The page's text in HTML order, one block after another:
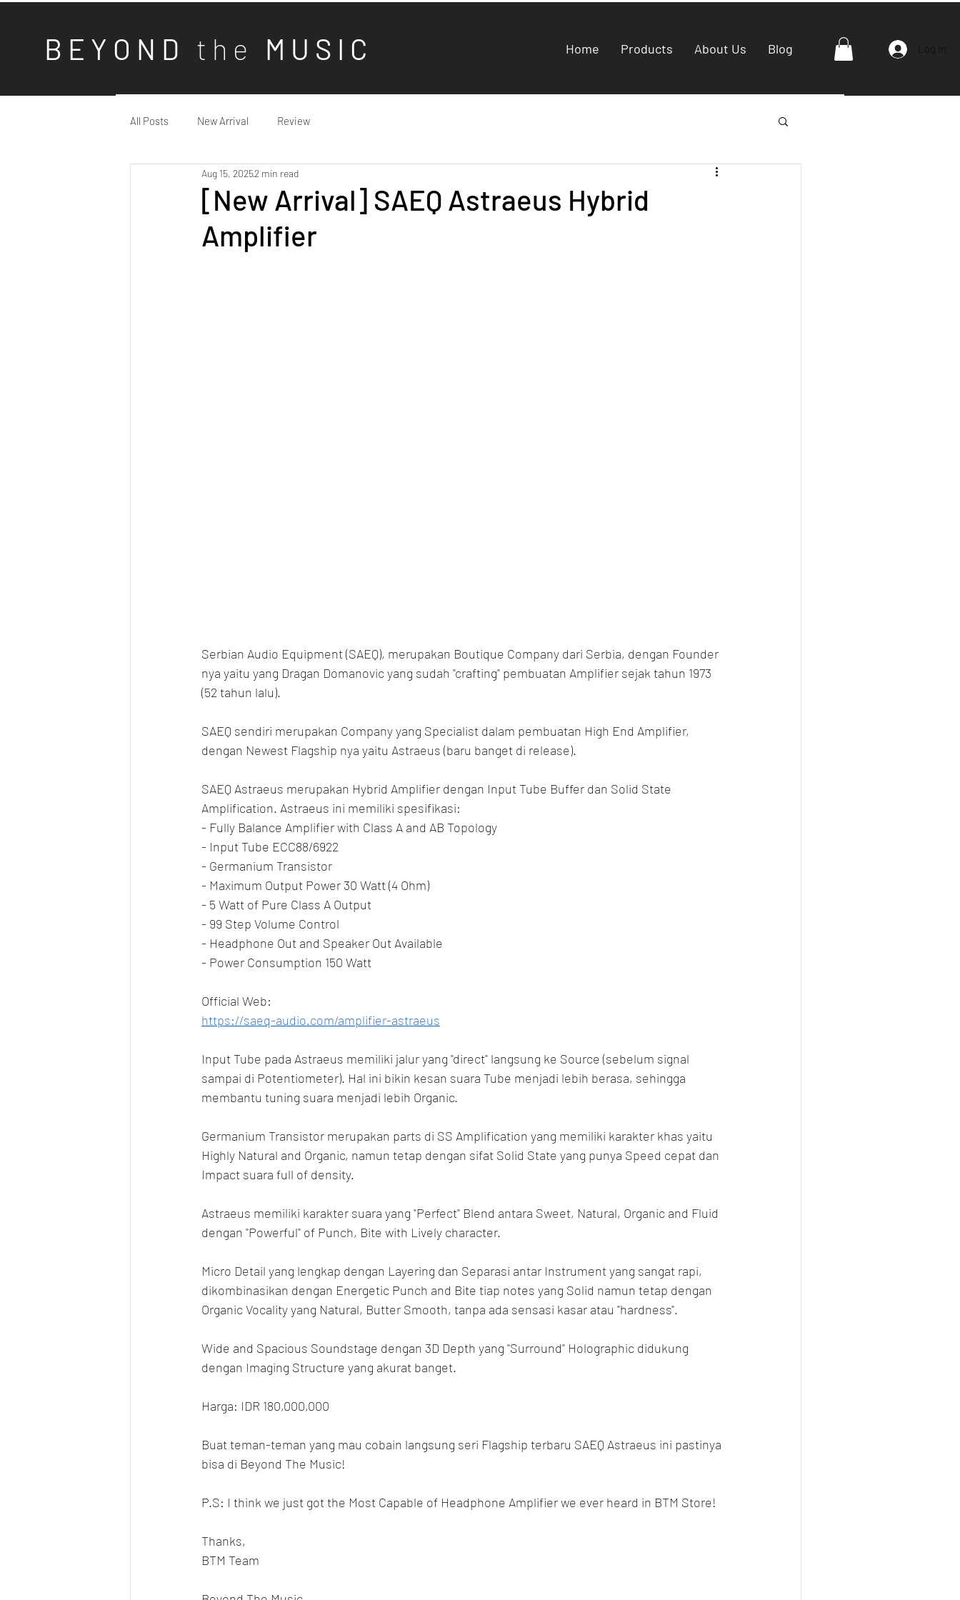
B E Y O N D t h e M U S I C Home Products About Us Blog
All Posts New Arrival Review
[New Arrival] SAEQ Astraeus Hybrid
Amplifier
Aug 15, 20252 min read
Serbian Audio Equipment (SAEQ), merupakan Boutique Company dari Serbia, dengan Founder
nya yaitu yang Dragan Domanovic yang sudah "crafting" pembuatan Amplifier sejak tahun 1973
(52 tahun lalu).
SAEQ sendiri merupakan Company yang Specialist dalam pembuatan High End Amplifier,
dengan Newest Flagship nya yaitu Astraeus (baru banget di release).
SAEQ Astraeus merupakan Hybrid Amplifier dengan Input Tube Buffer dan Solid State
Amplification. Astraeus ini memiliki spesifikasi:
- Fully Balance Amplifier with Class A and AB Topology
- Input Tube ECC88/6922
- Germanium Transistor
- Maximum Output Power 30 Watt (4 Ohm)
- 5 Watt of Pure Class A Output
- 99 Step Volume Control
- Headphone Out and Speaker Out Available
- Power Consumption 150 Watt
Official Web:
https://saeq-audio.com/amplifier-astraeus
Input Tube pada Astraeus memiliki jalur yang "direct" langsung ke Source (sebelum signal
sampai di Potentiometer). Hal ini bikin kesan suara Tube menjadi lebih berasa, sehingga
membantu tuning suara menjadi lebih Organic.
Germanium Transistor merupakan parts di SS Amplification yang memiliki karakter khas yaitu
Highly Natural and Organic, namun tetap dengan sifat Solid State yang punya Speed cepat dan
Impact suara full of density.
Astraeus memiliki karakter suara yang "Perfect" Blend antara Sweet, Natural, Organic and Fluid
dengan "Powerful" of Punch, Bite with Lively character.
Micro Detail yang lengkap dengan Layering dan Separasi antar Instrument yang sangat rapi,
dikombinasikan dengan Energetic Punch and Bite tiap notes yang Solid namun tetap dengan
Organic Vocality yang Natural, Butter Smooth, tanpa ada sensasi kasar atau "hardness".
Wide and Spacious Soundstage dengan 3D Depth yang "Surround" Holographic didukung
dengan Imaging Structure yang akurat banget.
Harga: IDR 180,000,000
Buat teman-teman yang mau cobain langsung seri Flagship terbaru SAEQ Astraeus ini pastinya
bisa di Beyond The Music!
P.S: I think we just got the Most Capable of Headphone Amplifier we ever heard in BTM Store!
Thanks,
BTM Team